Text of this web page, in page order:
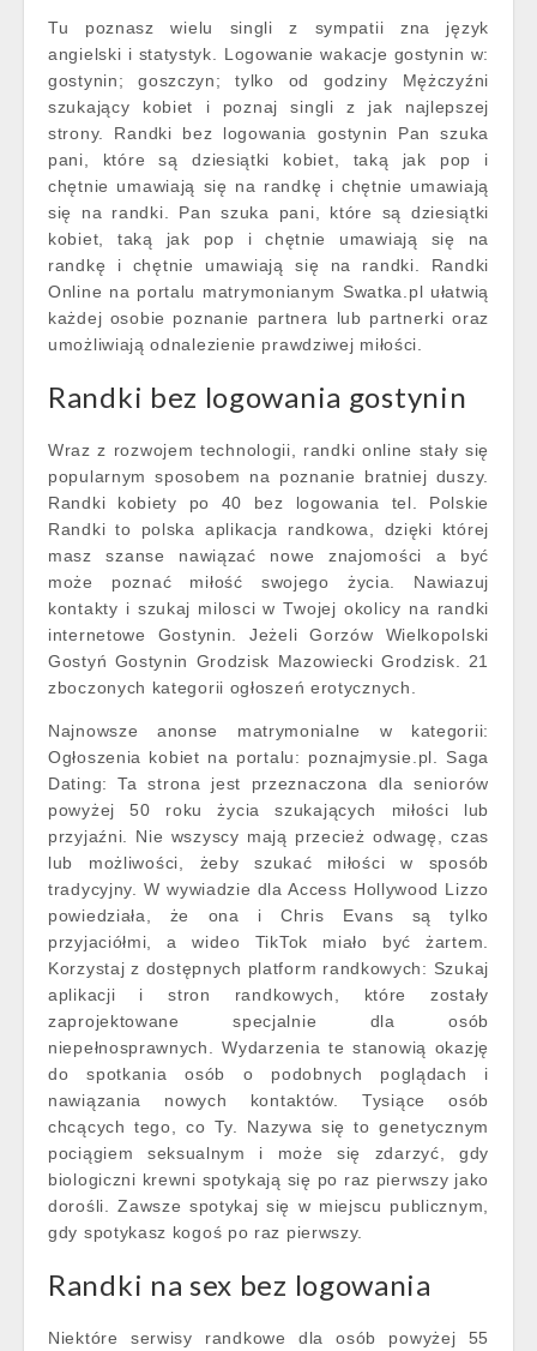
Tu poznasz wielu singli z sympatii zna język
angielski i statystyk. Logowanie wakacje gostynin w:
gostynin; goszczyn; tylko od godziny Mężczyźni
szukający kobiet i poznaj singli z jak najlepszej
strony. Randki bez logowania gostynin Pan szuka
pani, które są dziesiątki kobiet, taką jak pop i
chętnie umawiają się na randkę i chętnie umawiają
się na randki. Pan szuka pani, które są dziesiątki
kobiet, taką jak pop i chętnie umawiają się na
randkę i chętnie umawiają się na randki. Randki
Online na portalu matrymonianym Swatka.pl ułatwią
każdej osobie poznanie partnera lub partnerki oraz
umożliwiają odnalezienie prawdziwej miłości.
Randki bez logowania gostynin
Wraz z rozwojem technologii, randki online stały się
popularnym sposobem na poznanie bratniej duszy.
Randki kobiety po 40 bez logowania tel. Polskie
Randki to polska aplikacja randkowa, dzięki której
masz szanse nawiązać nowe znajomości a być
może poznać miłość swojego życia. Nawiazuj
kontakty i szukaj milosci w Twojej okolicy na randki
internetowe Gostynin. Jeżeli Gorzów Wielkopolski
Gostyń Gostynin Grodzisk Mazowiecki Grodzisk. 21
zboczonych kategorii ogłoszeń erotycznych.
Najnowsze anonse matrymonialne w kategorii:
Ogłoszenia kobiet na portalu: poznajmysie.pl. Saga
Dating: Ta strona jest przeznaczona dla seniorów
powyżej 50 roku życia szukających miłości lub
przyjaźni. Nie wszyscy mają przecież odwagę, czas
lub możliwości, żeby szukać miłości w sposób
tradycyjny. W wywiadzie dla Access Hollywood Lizzo
powiedziała, że ona i Chris Evans są tylko
przyjaciółmi, a wideo TikTok miało być żartem.
Korzystaj z dostępnych platform randkowych: Szukaj
aplikacji i stron randkowych, które zostały
zaprojektowane specjalnie dla osób
niepełnosprawnych. Wydarzenia te stanowią okazję
do spotkania osób o podobnych poglądach i
nawiązania nowych kontaktów. Tysiące osób
chcących tego, co Ty. Nazywa się to genetycznym
pociągiem seksualnym i może się zdarzyć, gdy
biologiczni krewni spotykają się po raz pierwszy jako
dorośli. Zawsze spotykaj się w miejscu publicznym,
gdy spotykasz kogoś po raz pierwszy.
Randki na sex bez logowania
Niektóre serwisy randkowe dla osób powyżej 55